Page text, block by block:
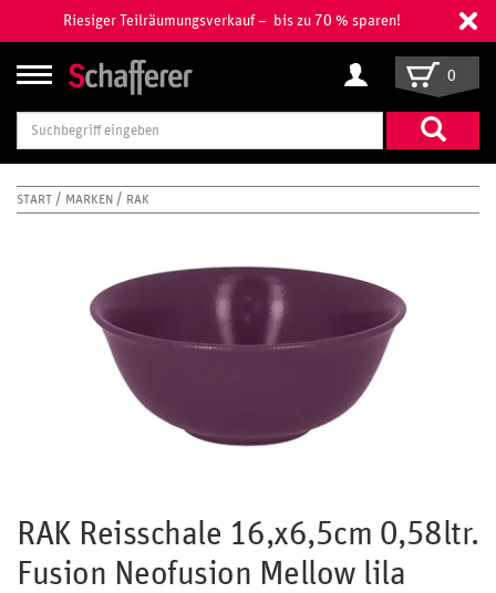
Riesiger Teilräumungsverkauf – bis zu 70 % sparen!
Suchbegriff
eingeben
0
START MARKEN RAK
RAK Reisschale 16,x6,5cm 0,58ltr.
Fusion Neofusion Mellow lila